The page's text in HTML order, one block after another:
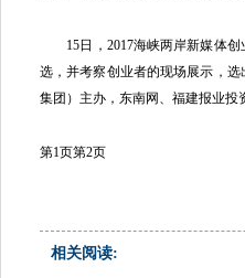
15日，2017海峡两岸新媒体创
选，并考察创业者的现场展示，
集团）主办，东南网、福建报业投
第1页第2页
相关阅读: